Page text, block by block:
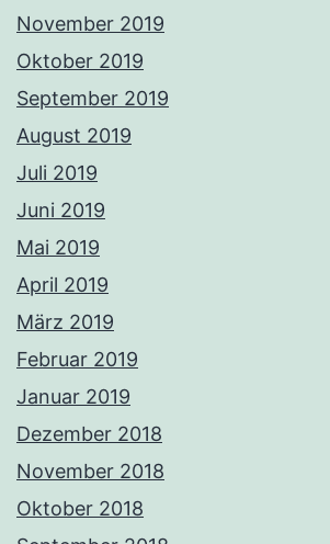
November 2019
Oktober 2019
September 2019
August 2019
Juli 2019
Juni 2019
Mai 2019
April 2019
März 2019
Februar 2019
Januar 2019
Dezember 2018
November 2018
Oktober 2018